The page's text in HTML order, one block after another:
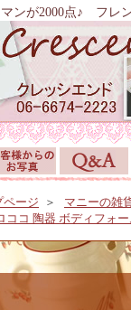
ンが2000点♪ フレ
ページ ＞ マニーの雑
ココ 陶器 ボディフォ